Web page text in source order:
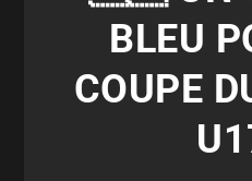
BLEU
COUPE